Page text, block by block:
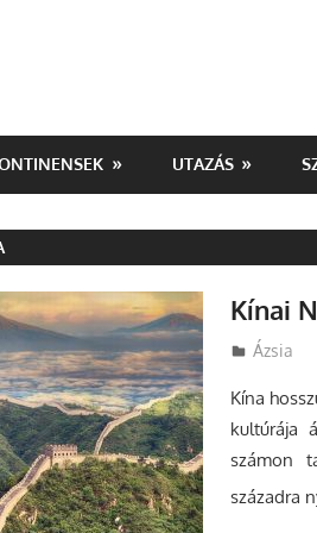
UTAZÁS
Kínai
Ázsia
Kína
kultúrája
számon
századra